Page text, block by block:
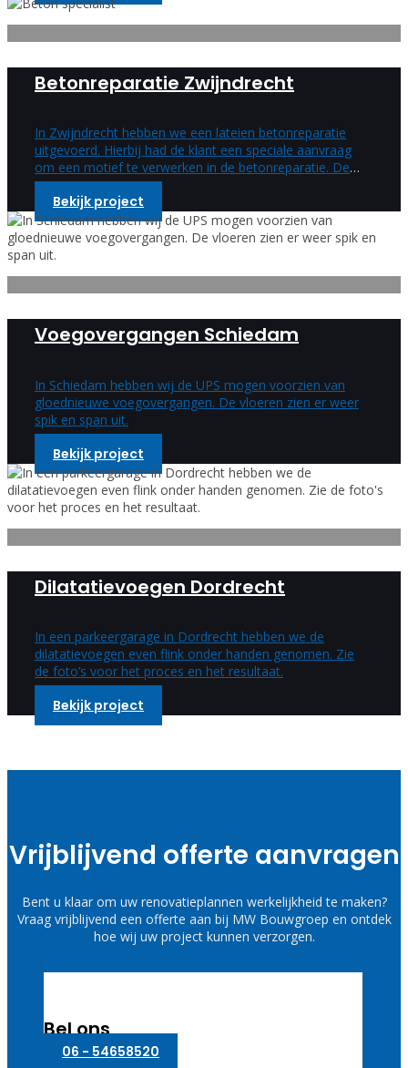
Betonreparatie Zwijndrecht
In Zwijndrecht hebben we een lateien betonreparatie
uitgevoerd. Hierbij had de klant een speciale aanvraag
om een motief te verwerken in de betonreparatie. Deze
speciale wens hebben wij uitgevoerd en is een enorm
mooi resultaat geworden.
Bekijk project
Voegovergangen Schiedam
In Schiedam hebben wij de UPS mogen voorzien van
gloednieuwe voegovergangen. De vloeren zien er weer
spik en span uit.
Bekijk project
Dilatatievoegen Dordrecht
In een parkeergarage in Dordrecht hebben we de
dilatatievoegen even flink onder handen genomen. Zie
de foto’s voor het proces en het resultaat.
Bekijk project
Vrijblijvend offerte aanvragen
Bent u klaar om uw renovatieplannen werkelijkheid te maken?
Vraag vrijblijvend een offerte aan bij MW Bouwgroep en ontdek
hoe wij uw project kunnen verzorgen.
Bel ons
06 - 54658520